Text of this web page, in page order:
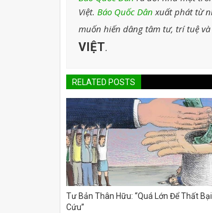
Việt. Báo Quốc Dân xuất phát từ
muốn hiến dâng tâm tư, trí tuệ
VIỆT.
RELATED POSTS
Tư Bản Thân Hữu: “Quá Lớn Để Thất
Cứu”